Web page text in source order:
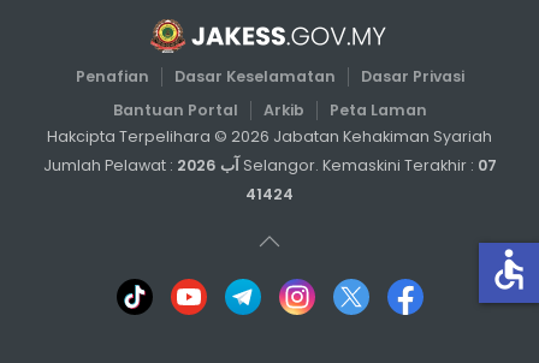
Dasar Privasi
Dasar Keselamatan
Penafian
Peta Laman
Arkib
Bantuan Portal
Hakcipta Terpelihara © 2026 Jabatan Kehakiman Syariah
Selangor. Kemaskini Terakhir : 07 آب 2026
41424
accessible